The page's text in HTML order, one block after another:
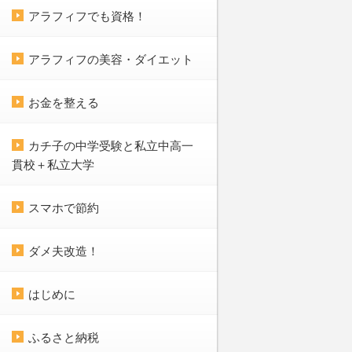
アラフィフでも資格！
アラフィフの美容・ダイエット
お金を整える
カチ子の中学受験と私立中高一
貫校＋私立大学
スマホで節約
ダメ夫改造！
はじめに
ふるさと納税